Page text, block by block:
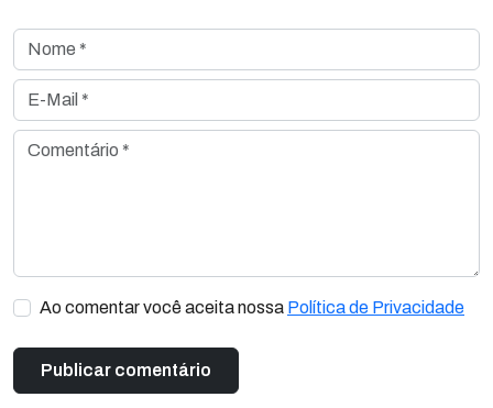
Nome *
E-Mail *
Comentário *
Ao comentar você aceita nossa Política de Privacidade